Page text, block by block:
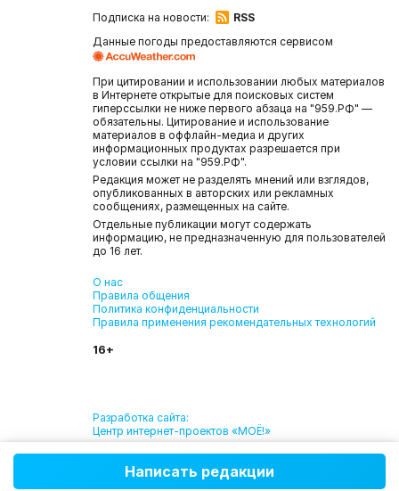
Подписка на новости:
RSS
Данные погоды предоставляются сервисом
При цитировании и использовании любых материалов
в Интернете открытые для поисковых систем
гиперссылки не ниже первого абзаца на "959.РФ" —
обязательны. Цитирование и использование
материалов в оффлайн-медиа и других
информационных продуктах разрешается при
условии ссылки на "959.РФ".
Редакция может не разделять мнений или взглядов,
опубликованных в авторских или рекламных
сообщениях, размещенных на сайте.
Отдельные публикации могут содержать
информацию, не предназначенную для пользователей
до 16 лет.
О нас
Правила общения
Политика конфиденциальности
Правила применения рекомендательных технологий
16+
Разработка сайта:
Центр интернет-проектов «МОЁ!»
Написать редакции